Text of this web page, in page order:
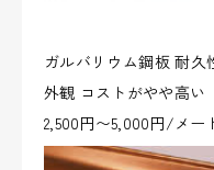
ガルバリウム鋼板 耐
外観 コストがやや高い
2,500円〜5,000円/メー